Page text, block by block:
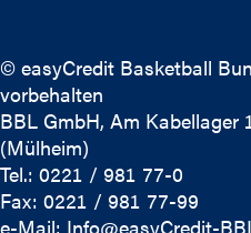
© easyCredit Basketball
vorbehalten
BBL GmbH, Am Kabellager
(Mülheim)
Tel.: 0221 / 981 77-0
Fax: 0221 / 981 77-99
e-Mail: Info@easyCredit-